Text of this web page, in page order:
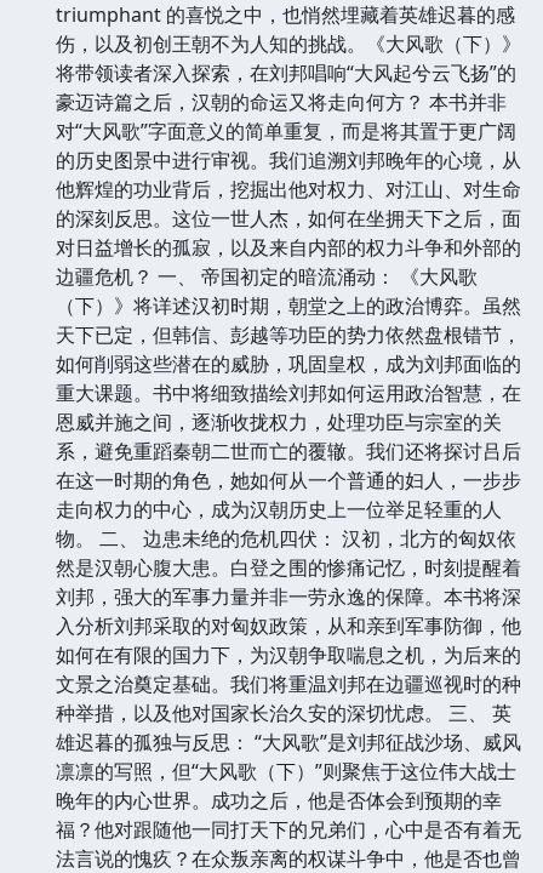
triumphant 的喜悦之中，也悄然埋藏着英雄迟暮的感
伤，以及初创王朝不为人知的挑战。《大风歌（下）》
将带领读者深入探索，在刘邦唱响“大风起兮云飞扬”的
豪迈诗篇之后，汉朝的命运又将走向何方？ 本书并非
对“大风歌”字面意义的简单重复，而是将其置于更广阔
的历史图景中进行审视。我们追溯刘邦晚年的心境，从
他辉煌的功业背后，挖掘出他对权力、对江山、对生命
的深刻反思。这位一世人杰，如何在坐拥天下之后，面
对日益增长的孤寂，以及来自内部的权力斗争和外部的
边疆危机？ 一、 帝国初定的暗流涌动： 《大风歌
（下）》将详述汉初时期，朝堂之上的政治博弈。虽然
天下已定，但韩信、彭越等功臣的势力依然盘根错节，
如何削弱这些潜在的威胁，巩固皇权，成为刘邦面临的
重大课题。书中将细致描绘刘邦如何运用政治智慧，在
恩威并施之间，逐渐收拢权力，处理功臣与宗室的关
系，避免重蹈秦朝二世而亡的覆辙。我们还将探讨吕后
在这一时期的角色，她如何从一个普通的妇人，一步步
走向权力的中心，成为汉朝历史上一位举足轻重的人
物。 二、 边患未绝的危机四伏： 汉初，北方的匈奴依
然是汉朝心腹大患。白登之围的惨痛记忆，时刻提醒着
刘邦，强大的军事力量并非一劳永逸的保障。本书将深
入分析刘邦采取的对匈奴政策，从和亲到军事防御，他
如何在有限的国力下，为汉朝争取喘息之机，为后来的
文景之治奠定基础。我们将重温刘邦在边疆巡视时的种
种举措，以及他对国家长治久安的深切忧虑。 三、 英
雄迟暮的孤独与反思： “大风歌”是刘邦征战沙场、威风
凛凛的写照，但“大风歌（下）”则聚焦于这位伟大战士
晚年的内心世界。成功之后，他是否体会到预期的幸
福？他对跟随他一同打天下的兄弟们，心中是否有着无
法言说的愧疚？在众叛亲离的权谋斗争中，他是否也曾